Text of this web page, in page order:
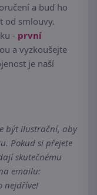
a buď ho
od smlouvy.
- první
a vyzkoušejte
je naší
být ilustrační, aby
Pokud si přejete
skutečnému
emailu:
nejdříve!